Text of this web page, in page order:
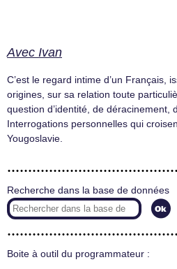
Avec Ivan
C’est le regard intime d’un Français,
origines, sur sa relation toute
question d’identité, de déracinement,
Interrogations personnelles qui
Yougoslavie.
Recherche dans la base de données
Boite à outil du programmateur :